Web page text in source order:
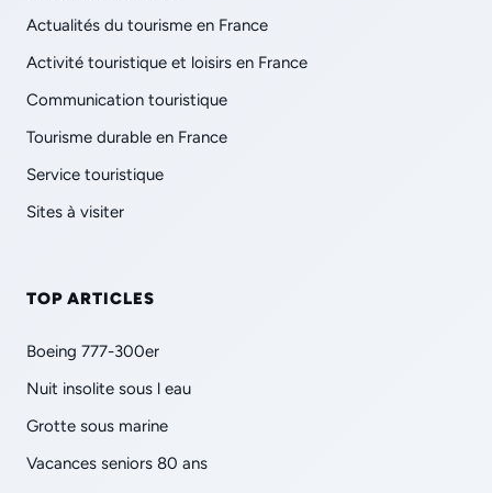
Actualités du tourisme en France
Activité touristique et loisirs en France
Communication touristique
Tourisme durable en France
Service touristique
Sites à visiter
TOP ARTICLES
Boeing 777-300er
Nuit insolite sous l eau
Grotte sous marine
Vacances seniors 80 ans